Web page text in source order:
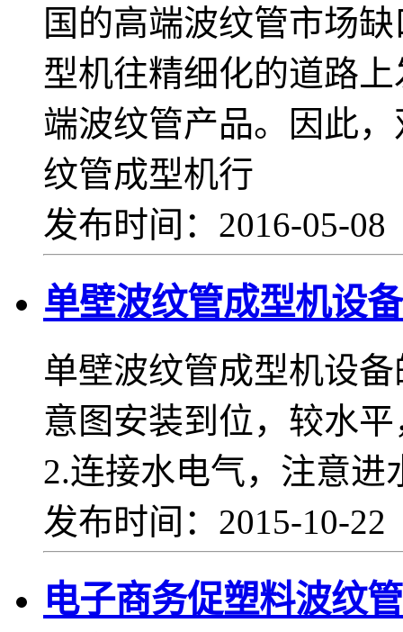
国的高端波纹管市场
型机往精细化的道路
端波纹管产品。因此
纹管成型机行
发布时间：2016-05-
单壁波纹管成型机设
单壁波纹管成型机设
意图安装到位，较水
2.连接水电气，注意进
发布时间：2015-10-
电子商务促塑料波纹